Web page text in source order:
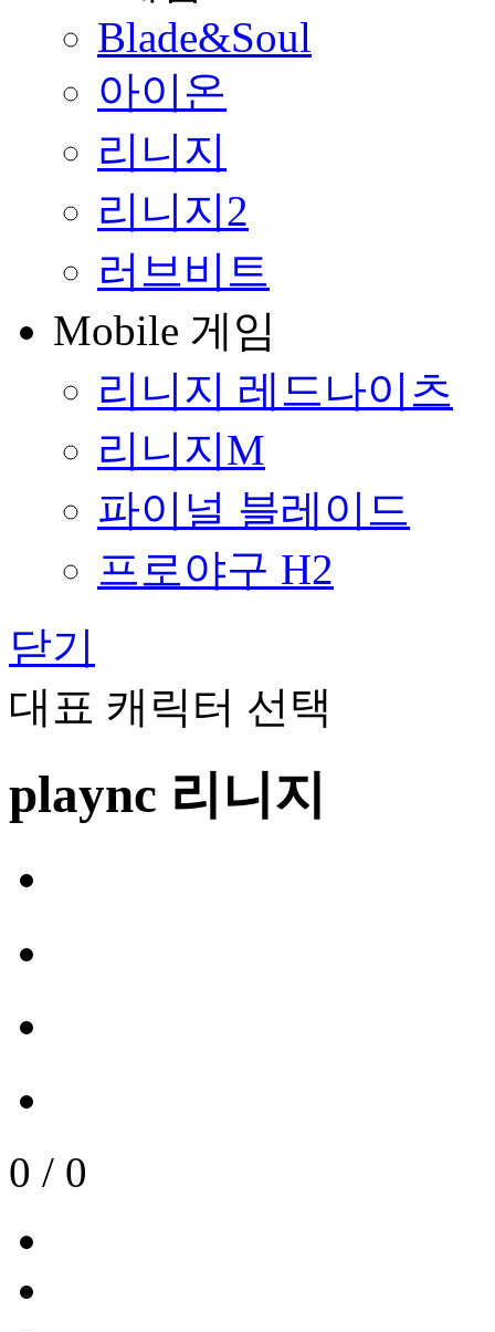
Blade&Soul
아이온
리니지
리니지2
러브비트
Mobile 게임
리니지 레드나이츠
리니지M
파이널 블레이드
프로야구 H2
닫기
대표 캐릭터 선택
plaync 리니지
0 / 0